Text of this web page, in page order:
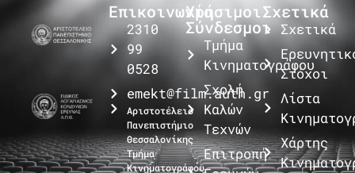
Χρήσιμοι
Σύνδεσμοι
Τμήμα
Κινηματογράφου
Σχολή
Καλών
Τεχνών
Επιτροπή
Σχετικά
Σχετικά
Στόχοι
Λίστα
Χάρτης
Επικοινωνία
2310
99
0528
emekt@film.auth.gr
Αριστοτέλειο
Πανεπιστήμιο
Θεσσαλονίκης
Τμήμα
Κινηματογράφου